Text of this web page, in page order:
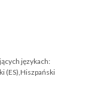
językach:
(ES),Hiszpański